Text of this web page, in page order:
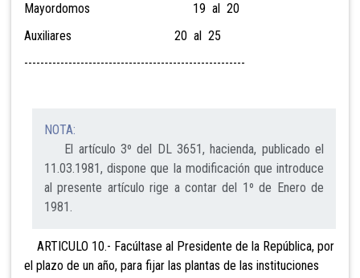
Mayordomos 19 al 20
Auxiliares 20 al 25
-------------------------------------------------------
NOTA:
El artículo 3º del DL 3651, hacienda, publicado el
11.03.1981, dispone que la modificación que introduce
al presente artículo rige a contar del 1º de Enero de
1981.
ARTICULO 10.- Facúltase al Presidente de la República, por
el plazo de un año, para fijar las plantas de las instituciones